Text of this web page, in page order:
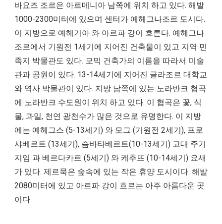
바요즈 조르은 아르메니아 남쪽에 위치 하고 있다. 해발
1000-2300미터에 있으며 센터가 예헤그나조르 도시다.
이 지방으로 예헤기아 와 아르파 강이 흐른다. 예헤그나
조르에서 기원전 1세기에 지어진 건축물이 있고 지역 민
족지 박물관도 있다. 모믹 건축가의 이름을 따라서 미술
관과 공원이 있다. 13-14세기에 지어진 글라조르 대학교
와 역사 박물관이 있다. 지방 남쪽에 있는 노라반크 협곡
에 노라반크 수도원이 위치 하고 있다. 이 협곡은 꽃, 식
물, 과일, 천연 광천수가 많은 것으로 유명한다. 이 지방
에는 예헤그스 (5-13세기) 와 모그 (기원전 2세기), 프로
샤베르트 (13세기), 슴바타베르트(10-13세기) 고대 주거
지임 과 베르다카르 (5세기) 와 케추뜨 (10-14세기) 요새
가 있다. 제르묵은 숲속에 있는 작은 휴양 도시이다. 해발
2080미터에 있고 아르파 강이 흐르는 아주 아름다운 곳
이다.